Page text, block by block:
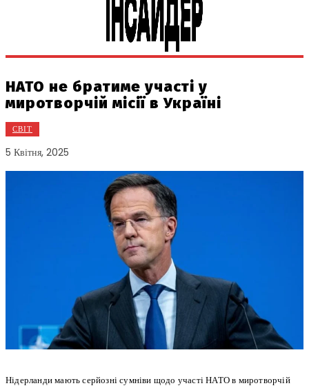
НАТО не братиме участі у
миротворчій місії в Україні
СВІТ
5 Квітня, 2025
Нідерланди мають серйозні сумніви щодо участі НАТО в миротворчій